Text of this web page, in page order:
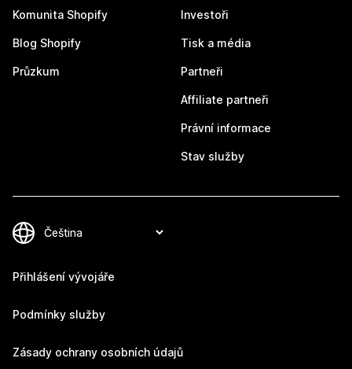
Komunita Shopify
Blog Shopify
Průzkum
Investoři
Tisk a média
Partneři
Affiliate partneři
Právní informace
Stav služby
Přihlášení vývojáře
Podmínky služby
Zásady ochrany osobních údajů